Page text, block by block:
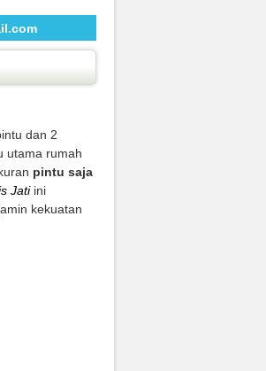
dan 2
utama rumah
pintu saja
Jatiini
kekuatan